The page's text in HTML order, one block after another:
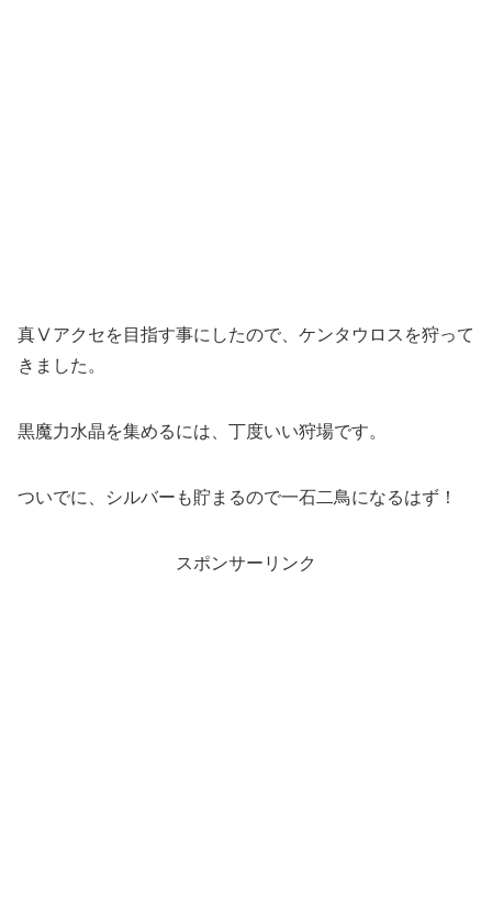
真Ⅴアクセを目指す事にしたので、ケンタウロスを狩って
きました。
黒魔力水晶を集めるには、丁度いい狩場です。
ついでに、シルバーも貯まるので一石二鳥になるはず！
スポンサーリンク